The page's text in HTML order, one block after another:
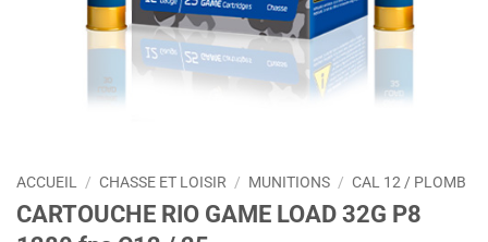
ACCUEIL / CHASSE ET LOISIR / MUNITIONS / CAL 12 / PLOMB
CARTOUCHE RIO GAME LOAD 32G P8